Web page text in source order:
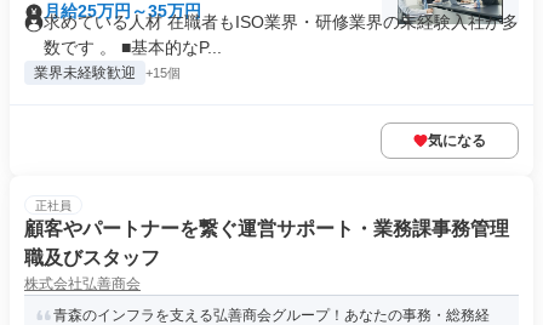
月給25万円～35万円
求めている人材 在職者もISO業界・研修業界の未経験入社が多
数です 。 ■基本的なP...
業界未経験歓迎 +15個
気になる
正社員
顧客やパートナーを繋ぐ運営サポート・業務課事務管理
職及びスタッフ
株式会社弘善商会
青森のインフラを支える弘善商会グループ！あなたの事務・総務経